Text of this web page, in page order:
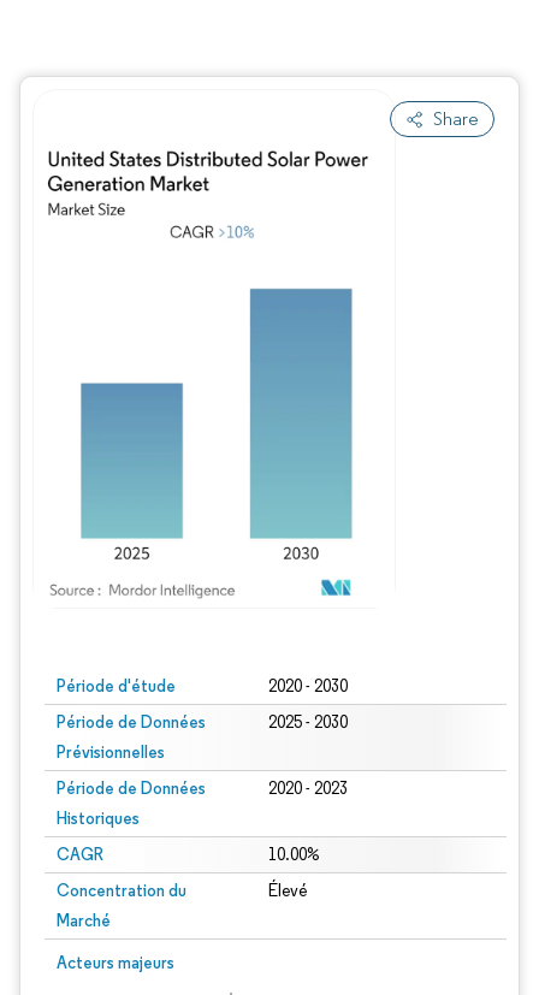
Share
Période d'étude 2020 - 2030
Période de Données
Prévisionnelles
2025 - 2030
Période de Données
Historiques
2020 - 2023
CAGR 10.00%
Concentration du
Marché
Élevé
Acteurs majeurs